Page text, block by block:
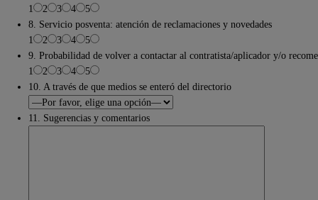
1
2 3 4
5
8. Servicio posventa: atención de reclamaciones y novedades
1
2 3 4
5
9. Probabilidad de volver a contactar al contratista/aplicador y/o
1
2 3 4
5
10. A través de que medios se enteró del directorio
11. Sugerencias y comentarios